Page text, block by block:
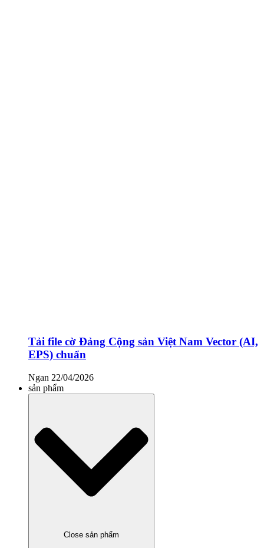
Tải file cờ Đảng Cộng sản Việt Nam Vector (AI,
EPS) chuẩn
Ngan 22/04/2026
sản phẩm
Close sản phẩm